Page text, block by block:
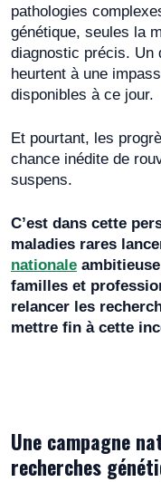
pathologies
génétique, seules la
diagnostic précis. Un
heurtent à une
disponibles à ce jour.
Et pourtant, les
chance inédite de
suspens.
C’est dans cette
maladies rares
nationale
familles et
relancer les
mettre fin à cette
Une campagne
recherches